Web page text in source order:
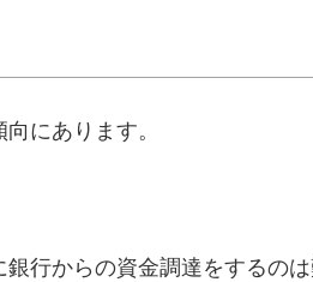
にあります。
行からの資金調達をするのは